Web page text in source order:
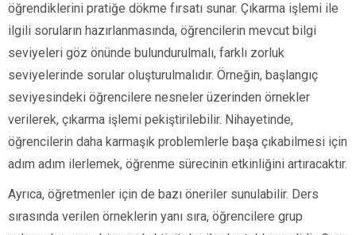
öğrendiklerini pratiğe dökme fırsatı sunar. Çıkarma işlemi ile
ilgili soruların hazırlanmasında, öğrencilerin mevcut bilgi
seviyeleri göz önünde bulundurulmalı, farklı zorluk
seviyelerinde sorular oluşturulmalıdır. Örneğin, başlangıç
seviyesindeki öğrencilere nesneler üzerinden örnekler
verilerek, çıkarma işlemi pekiştirilebilir. Nihayetinde,
öğrencilerin daha karmaşık problemlerle başa çıkabilmesi için
adım adım ilerlemek, öğrenme sürecinin etkinliğini artıracaktır.
Ayrıca, öğretmenler için de bazı öneriler sunulabilir. Ders
sırasında verilen örneklerin yanı sıra, öğrencilere grup